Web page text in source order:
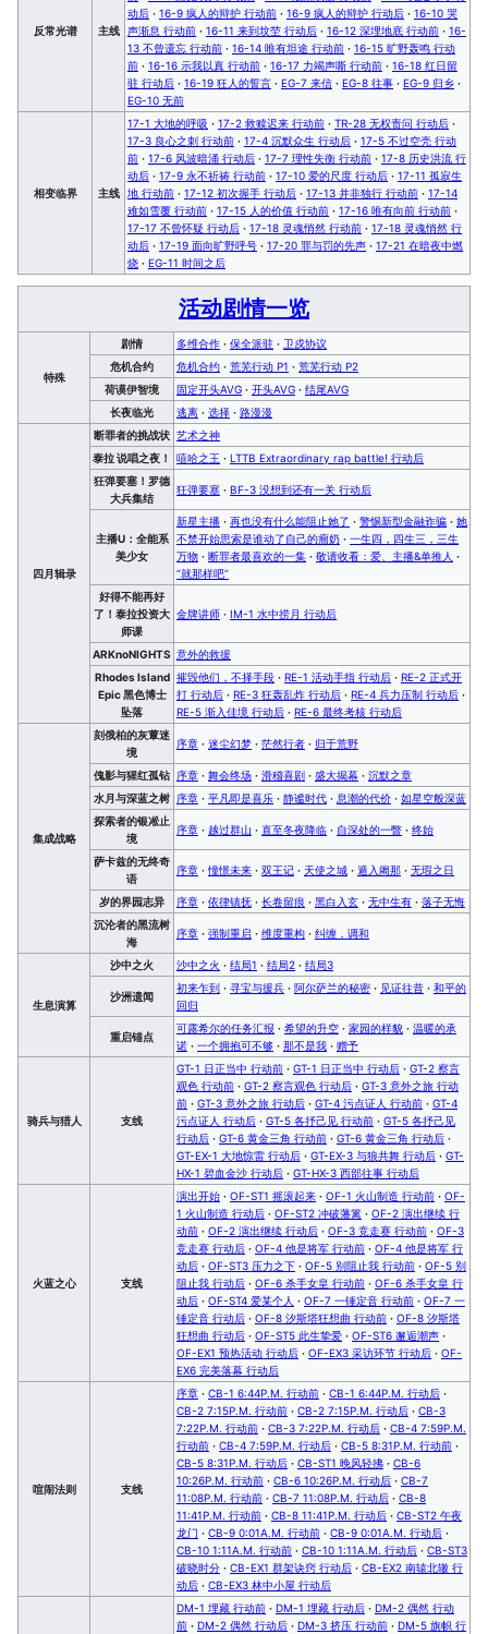
反常光谱 主线
动后 · 16-9 疯人的辩护 行动前 · 16-9 疯人的辩护 行动后 · 16-10 哭
声渐息 行动前 · 16-11 来到坟茔 行动后 · 16-12 深埋地底 行动前 · 16-
13 不曾遗忘 行动前 · 16-14 唯有坦途 行动前 · 16-15 旷野轰鸣 行动
前 · 16-16 示我以真 行动前 · 16-17 力竭声嘶 行动前 · 16-18 红日留
驻 行动后 · 16-19 狂人的誓言 · EG-7 来信 · EG-8 往事 · EG-9 归乡 ·
EG-10 无前
相变临界 主线
17-1 大地的呼吸 · 17-2 救赎迟来 行动前 · TR-28 无权责问 行动后 ·
17-3 良心之刺 行动前 · 17-4 沉默众生 行动后 · 17-5 不过空壳 行动
前 · 17-6 风波暗涌 行动后 · 17-7 理性失衡 行动前 · 17-8 历史洪流 行
动后 · 17-9 永不祈祷 行动前 · 17-10 爱的尺度 行动后 · 17-11 孤寂生
地 行动前 · 17-12 初次握手 行动后 · 17-13 并非独行 行动前 · 17-14
难如雪覆 行动前 · 17-15 人的价值 行动前 · 17-16 唯有向前 行动前 ·
17-17 不曾怀疑 行动后 · 17-18 灵魂悄然 行动前 · 17-18 灵魂悄然 行
动后 · 17-19 面向旷野呼号 · 17-20 罪与罚的先声 · 17-21 在暗夜中燃
烧 · EG-11 时间之后
活动剧情一览
特殊
剧情 多维合作 · 保全派驻 · 卫戍协议
危机合约
危机合约 · 荒芜行动 P1 · 荒芜行动 P2
荷谟伊智境
固定开头AVG · 开头AVG · 结尾AVG
长夜临光
逃离 · 选择 · 路漫漫
四月辑录
断罪者的挑战状 艺术之神
泰拉 说唱之夜！
嘻哈之王 · LTTB Extraordinary rap battle! 行动后
狂弹要塞！罗德
大兵集结
狂弹要塞 · BF-3 没想到还有一关 行动后
主播U：全能系
美少女
新星主播 · 再也没有什么能阻止她了 · 警惕新型金融诈骗 · 她
不禁开始思索是谁动了自己的瘤奶 · 一生四，四生三，三生
万物 · 断罪者最喜欢的一集 · 敬请收看：爱、主播&单推人 ·
“就那样吧”
好得不能再好
了！泰拉投资大
师课
金牌讲师 · IM-1 水中捞月 行动后
ARKnoNIGHTS 意外的救援
Rhodes Island
Epic 黑色博士
坠落
摧毁他们，不择手段 · RE-1 活动手指 行动后 · RE-2 正式开
打 行动后 · RE-3 狂轰乱炸 行动后 · RE-4 兵力压制 行动后 ·
RE-5 渐入佳境 行动后 · RE-6 最终考核 行动后
集成战略
刻俄柏的灰蕈迷
境
序章 · 迷尘幻梦 · 茫然行者 · 归于荒野
傀影与猩红孤钻 序章 · 舞会终场 · 滑稽喜剧 · 盛大揭幕 · 沉默之章
水月与深蓝之树 序章 · 平凡即是喜乐 · 静谧时代 · 息潮的代价 · 如星空般深蓝
探索者的银凇止
境
序章 · 越过群山 · 直至冬夜降临 · 自深处的一瞥 · 终始
萨卡兹的无终奇
语
序章 · 憧憬未来 · 双王记 · 天使之城 · 遁入阇那 · 无瑕之日
岁的界园志异 序章 · 依律镇抚 · 长卷留痕 · 黑白入玄 · 无中生有 · 落子无悔
沉沦者的黑流树
海
序章 · 强制重启 · 维度重构 · 纠缠，调和
生息演算
沙中之火 沙中之火 · 结局1 · 结局2 · 结局3
沙洲遗闻
初来乍到 · 寻宝与援兵 · 阿尔萨兰的秘密 · 见证往昔 · 和平的
回归
重启锚点
可露希尔的任务汇报 · 希望的升空 · 家园的样貌 · 温暖的承
诺 · 一个拥抱可不够 · 那不是我 · 赠予
骑兵与猎人 支线
GT-1 日正当中 行动前 · GT-1 日正当中 行动后 · GT-2 察言
观色 行动前 · GT-2 察言观色 行动后 · GT-3 意外之旅 行动
前 · GT-3 意外之旅 行动后 · GT-4 污点证人 行动前 · GT-4
污点证人 行动后 · GT-5 各抒己见 行动前 · GT-5 各抒己见
行动后 · GT-6 黄金三角 行动前 · GT-6 黄金三角 行动后 ·
GT-EX-1 大地惊雷 行动后 · GT-EX-3 与狼共舞 行动后 · GT-
HX-1 碧血金沙 行动后 · GT-HX-3 西部往事 行动后
火蓝之心 支线
演出开始 · OF-ST1 摇滚起来 · OF-1 火山制造 行动前 · OF-
1 火山制造 行动后 · OF-ST2 冲破藩篱 · OF-2 演出继续 行
动前 · OF-2 演出继续 行动后 · OF-3 竞走赛 行动前 · OF-3
竞走赛 行动后 · OF-4 他是将军 行动前 · OF-4 他是将军 行
动后 · OF-ST3 压力之下 · OF-5 别阻止我 行动前 · OF-5 别
阻止我 行动后 · OF-6 杀手女皇 行动前 · OF-6 杀手女皇 行
动后 · OF-ST4 爱某个人 · OF-7 一锤定音 行动前 · OF-7 一
锤定音 行动后 · OF-8 汐斯塔狂想曲 行动前 · OF-8 汐斯塔
狂想曲 行动后 · OF-ST5 此生挚爱 · OF-ST6 邂逅潮声 ·
OF-EX1 预热活动 行动后 · OF-EX3 采访环节 行动后 · OF-
EX6 完美落幕 行动后
喧闹法则 支线
序章 · CB-1 6:44P.M. 行动前 · CB-1 6:44P.M. 行动后 ·
CB-2 7:15P.M. 行动前 · CB-2 7:15P.M. 行动后 · CB-3
7:22P.M. 行动前 · CB-3 7:22P.M. 行动后 · CB-4 7:59P.M.
行动前 · CB-4 7:59P.M. 行动后 · CB-5 8:31P.M. 行动前 ·
CB-5 8:31P.M. 行动后 · CB-ST1 晚风轻拂 · CB-6
10:26P.M. 行动前 · CB-6 10:26P.M. 行动后 · CB-7
11:08P.M. 行动前 · CB-7 11:08P.M. 行动后 · CB-8
11:41P.M. 行动前 · CB-8 11:41P.M. 行动后 · CB-ST2 午夜
龙门 · CB-9 0:01A.M. 行动前 · CB-9 0:01A.M. 行动后 ·
CB-10 1:11A.M. 行动前 · CB-10 1:11A.M. 行动后 · CB-ST3
破晓时分 · CB-EX1 群架诀窍 行动后 · CB-EX2 南辕北辙 行
动后 · CB-EX3 林中小屋 行动后
DM-1 埋藏 行动前 · DM-1 埋藏 行动后 · DM-2 偶然 行动
前 · DM-2 偶然 行动后 · DM-3 挤压 行动前 · DM-5 旗帜 行